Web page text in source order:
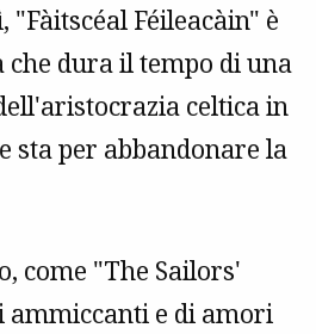
Féileacàin" è
dura il tempo di una
celtica in
sta per abbandonare la
come "The Sailors'
ammiccanti e di amori